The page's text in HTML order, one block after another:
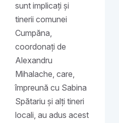
sunt implicați și
tinerii comunei
Cumpăna,
coordonați de
Alexandru
Mihalache, care,
împreună cu Sabina
Spătariu și alți tineri
locali, au adus acest